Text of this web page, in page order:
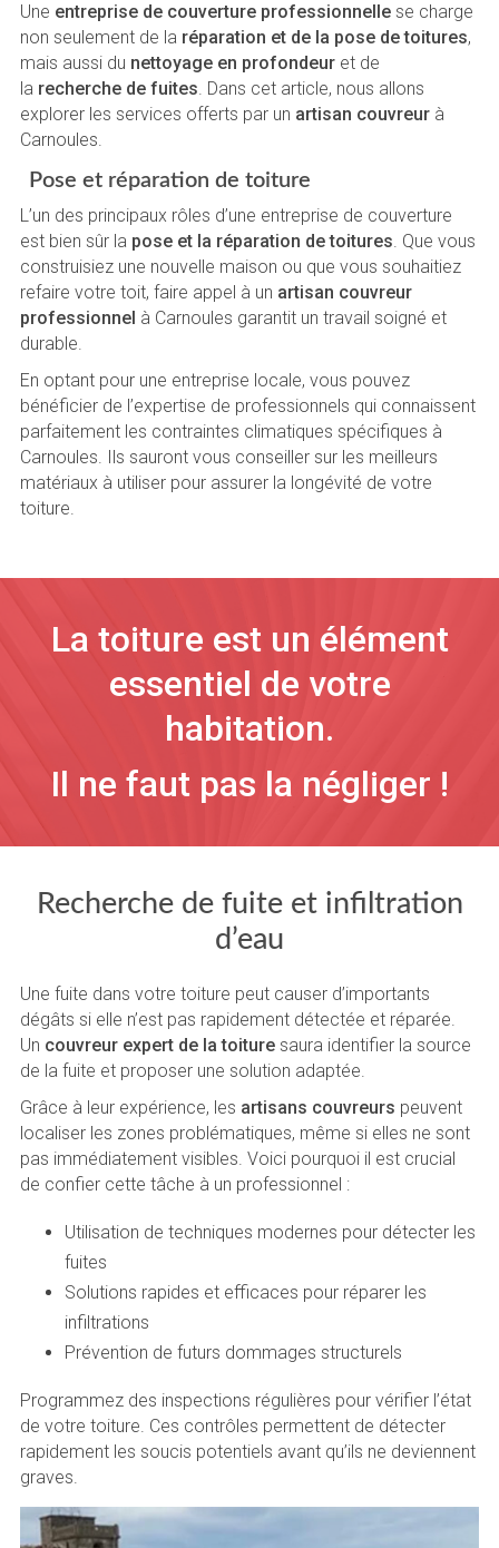
Une entreprise de couverture professionnellese charge
non seulement de la réparation et de la pose de toitures,
mais aussi du nettoyage en profondeuret de
la recherche de fuites. Dans cet article, nous allons
explorer les services offerts par un artisan couvreurà
Carnoules.
Pose et réparation de toiture
L’un des principaux rôles d’une entreprise de couverture
est bien sûr la pose et la réparation de toitures . Que vous
construisiez une nouvelle maison ou que vous souhaitiez
refaire votre toit, faire appel à un artisan couvreur
professionnel à Carnoules garantit un travail soigné et
durable.
En optant pour une entreprise locale, vous pouvez
bénéficier de l’expertise de professionnels qui connaissent
parfaitement les contraintes climatiques spécifiques à
Carnoules. Ils sauront vous conseiller sur les meilleurs
matériaux à utiliser pour assurer la longévité de votre
toiture.
La toiture est un élément
essentiel de votre
habitation.
Il ne faut pas la négliger !
Recherche de fuite et infiltration
d’eau
Une fuite dans votre toiture peut causer d’importants
dégâts si elle n’est pas rapidement détectée et réparée.
Un couvreur expert de la toituresaura identifier la source
de la fuite et proposer une solution adaptée.
Grâce à leur expérience, les artisans couvreurs peuvent
localiser les zones problématiques, même si elles ne sont
pas immédiatement visibles. Voici pourquoi il est crucial
de confier cette tâche à un professionnel :
Utilisation de techniques modernes pour détecter les
fuites
Solutions rapides et efficaces pour réparer les
infiltrations
Prévention de futurs dommages structurels
Programmez des inspections régulières pour vérifier l’état
de votre toiture. Ces contrôles permettent de détecter
rapidement les soucis potentiels avant qu’ils ne deviennent
graves.